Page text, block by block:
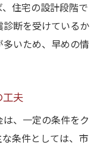
住宅の設計段階で
断を受けているか
いため、早めの情
夫
、一定の条件をク
条件としては、市